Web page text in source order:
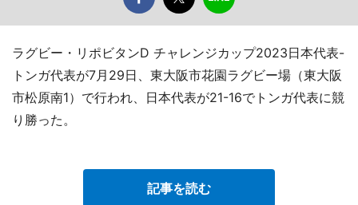
ラグビー・リポビタンD チャレンジカップ2023日本代表-
トンガ代表が7月29日、東大阪市花園ラグビー場（東大阪
市松原南1）で行われ、日本代表が21-16でトンガ代表に競
り勝った。
記事を読む